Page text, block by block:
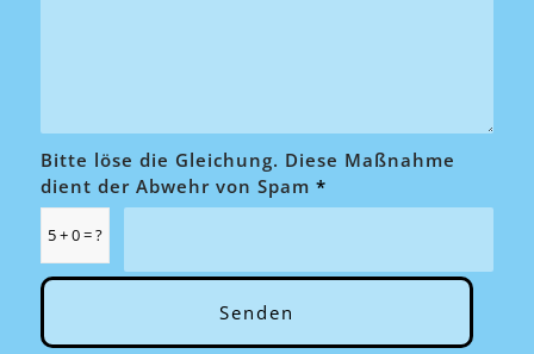
Bitte löse die Gleichung. Diese Maßnahme
dient der Abwehr von Spam *
5 + 0 = ?